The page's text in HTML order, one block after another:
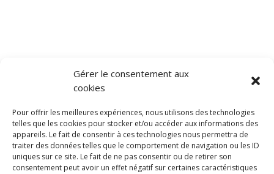
Gérer le consentement aux
cookies
Pour offrir les meilleures expériences, nous utilisons des technologies
telles que les cookies pour stocker et/ou accéder aux informations des
appareils. Le fait de consentir à ces technologies nous permettra de
traiter des données telles que le comportement de navigation ou les ID
uniques sur ce site. Le fait de ne pas consentir ou de retirer son
consentement peut avoir un effet négatif sur certaines caractéristiques